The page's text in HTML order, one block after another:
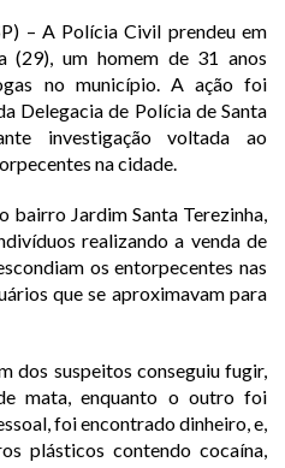
– A Polícia Civil prendeu em
(29), um homem de 31 anos
no município. A ação foi
Delegacia de Polícia de Santa
investigação voltada ao
na cidade.
bairro Jardim Santa Terezinha,
realizando a venda de
os entorpecentes nas
que se aproximavam para
dos suspeitos conseguiu fugir,
mata, enquanto o outro foi
foi encontrado dinheiro, e,
plásticos contendo cocaína,